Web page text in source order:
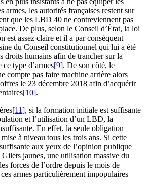
armes, les autorités françaises restent sur
que les LBD 40 ne contreviennent pas
De plus, selon le Conseil d’État, la loi
est assez claire et il a par conséquent
du Conseil constitutionnel qui lui a été
droits humains afin de trancher sur la
type d’armes[9]. De son côté, le
compte pas faire machine arrière alors
le 23 décembre 2018 afin d’acquérir
[10].
[11], si la formation initiale est suffisante
et l’utilisation d’un LBD, la
En effet, la seule obligation
à niveau tous les trois ans. Si cette
aux yeux de l’opinion publique
jaunes, une utilisation massive du
forces de l’ordre depuis le mois de
armes particulièrement impopulaires